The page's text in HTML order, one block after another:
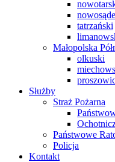
tatrzański
Małopolska
olkuski
Służby
Straż Pożarna
Państwowe
Policja
Kontakt